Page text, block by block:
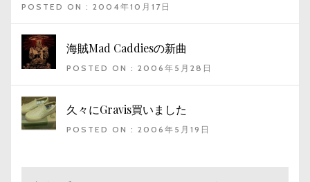
POSTED ON : 2004年10月17日
海賊Mad Caddiesの新曲
POSTED ON : 2006年5月28日
久々にGravis買いました
POSTED ON : 2006年5月19日